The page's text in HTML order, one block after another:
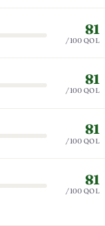
81
/100 QOL
81
/100 QOL
81
/100 QOL
81
/100 QOL